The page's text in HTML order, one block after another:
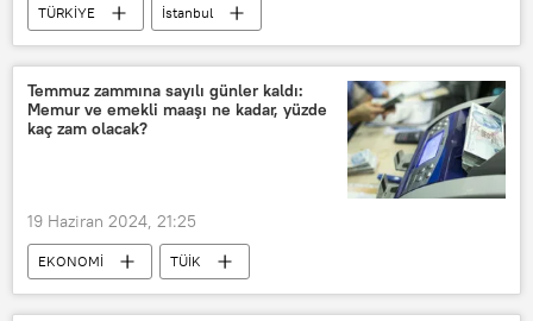
TÜRKİYE
İstanbul
Başakşehir
Çocuk Baba
Temmuz zammına sayılı günler kaldı:
Memur ve emekli maaşı ne kadar, yüzde
kaç zam olacak?
19 Haziran 2024, 21:25
EKONOMİ
TÜİK
Türkiye İstatistik Kurumu (TÜİK)
Zam